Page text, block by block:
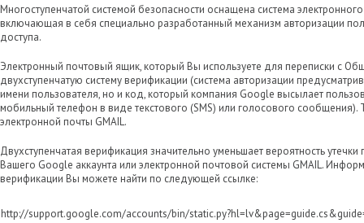
Многоступенчатой системой безопасности оснащена система
включающая в себя специально разработанный механизм авторизации
доступа.
Электронный почтовый ящик, который Вы используете для переписки с
двухступенчатую систему верификации (система авторизации
имени пользователя, но и код, который компания Google высылает
мобильный телефон в виде текстового (SMS) или голосового сообщения).
электронной почты GMAIL.
Двухступенчатая верификация значительно уменьшает вероятность
Вашего Google аккаунта или электронной почтовой системы GMAIL.
верификации Вы можете найти по следующей ссылке:
http://support.google.com/accounts/bin/